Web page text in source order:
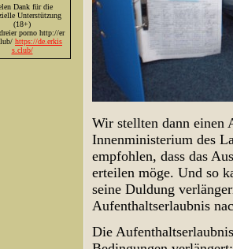
Dank für die
Unterstützung
(18+)
porno http://er
https://de.erkis
s.club/
Wir stellten dann einen
Innenministerium des
empfohlen, dass das
erteilen möge. Und so
seine Duldung
Aufenthaltserlaubnis
Die